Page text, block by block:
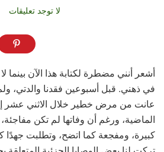
لا توجد تعليقات
أشعر أنني مضطرة لكتابة هذا الآن بينما
في ذهني. قبل أسبوعين فقدنا والدتي،
عانت من مرض خطير خلال الاثني عشر
الماضية، ورغم أن وفاتها لم تكن
كبيرة، ومفجعة كما اتضح، وتطلبت جهدًا